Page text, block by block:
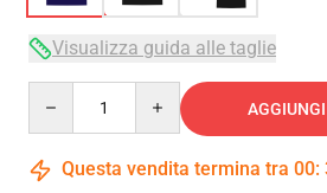
Visualizza guida alle taglie
Questa vendita termina tra 00: